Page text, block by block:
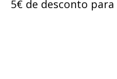
5€ de desconto